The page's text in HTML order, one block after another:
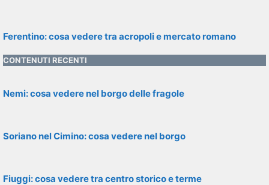
Ferentino: cosa vedere tra acropoli e mercato romano
CONTENUTI RECENTI
Nemi: cosa vedere nel borgo delle fragole
Soriano nel Cimino: cosa vedere nel borgo
Fiuggi: cosa vedere tra centro storico e terme